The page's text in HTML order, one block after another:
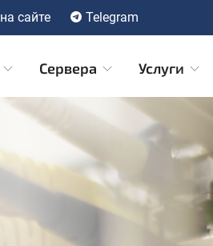
на сайте Telegram
Сервера Услуги